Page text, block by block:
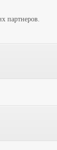
партнеров.